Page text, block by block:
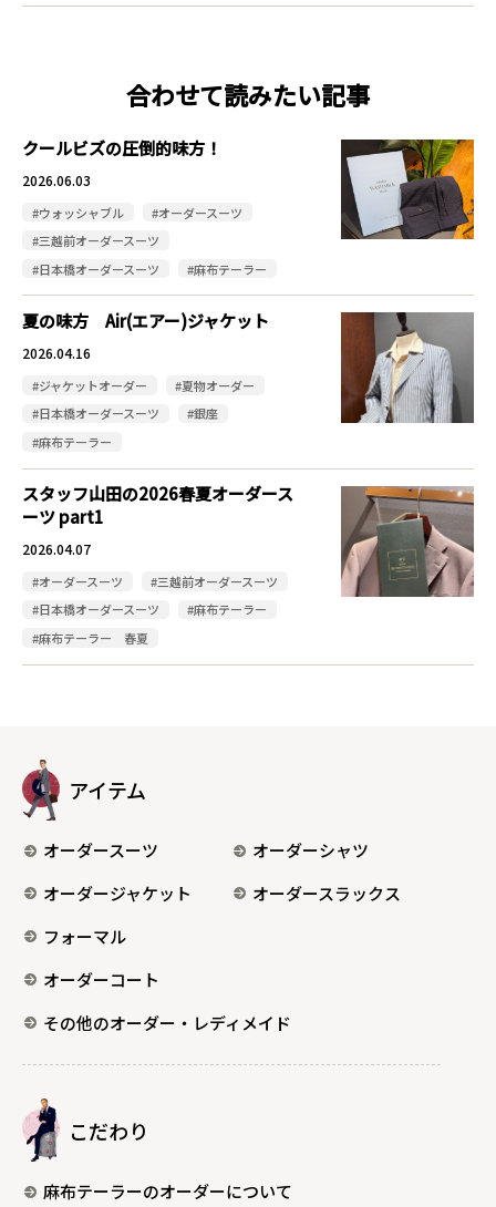
合わせて読みたい記事
クールビズの圧倒的味方！
2026.06.03
#ウォッシャブル
#オーダースーツ
#三越前オーダースーツ
#日本橋オーダースーツ
#麻布テーラー
夏の味方 Air(エアー)ジャケット
2026.04.16
#ジャケットオーダー
#夏物オーダー
#日本橋オーダースーツ
#銀座
#麻布テーラー
スタッフ山田の2026春夏オーダース
ーツ part1
2026.04.07
#オーダースーツ
#三越前オーダースーツ
#日本橋オーダースーツ
#麻布テーラー
#麻布テーラー 春夏
アイテム
オーダースーツ
オーダーシャツ
オーダージャケット
オーダースラックス
フォーマル
オーダーコート
その他のオーダー・レディメイド
こだわり
麻布テーラーのオーダーについて